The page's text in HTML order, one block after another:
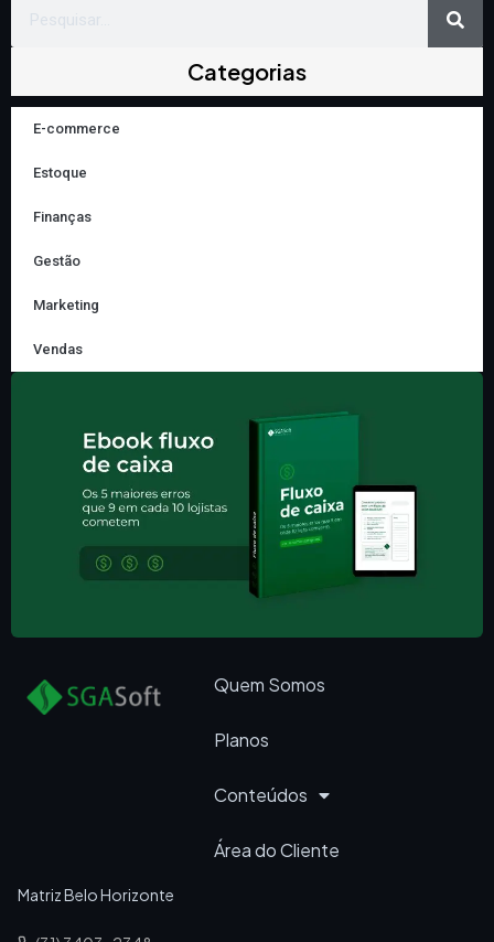
Categorias
E-commerce
Estoque
Finanças
Gestão
Marketing
Vendas
Quem Somos
Planos
Conteúdos
Área do Cliente
Matriz Belo Horizonte